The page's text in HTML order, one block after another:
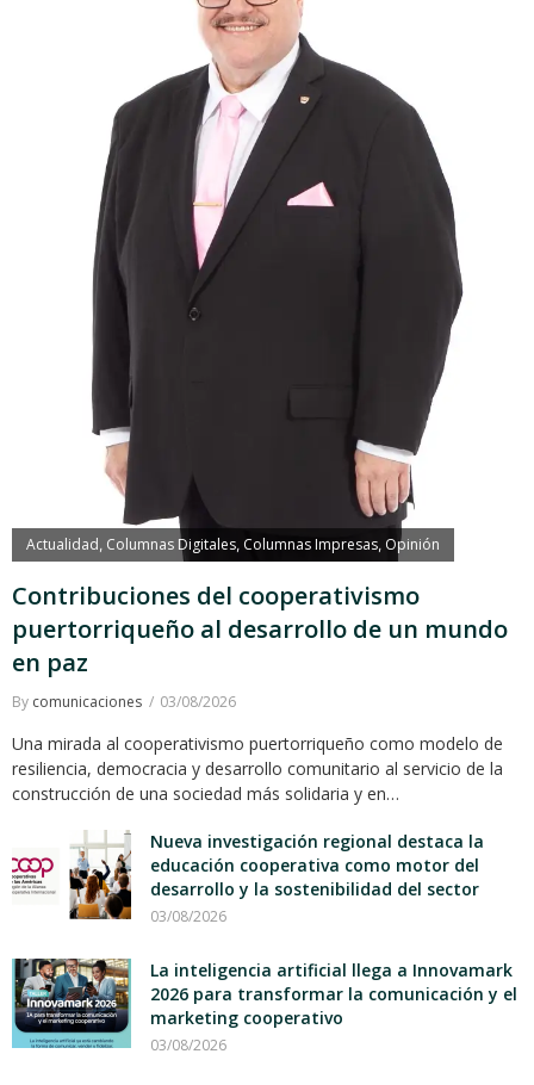
Actualidad Columnas Digitales, Columnas Impresas, Opinión
Contribuciones del cooperativismo
puertorriqueño al desarrollo de un mundo
en paz
By comunicaciones 03/08/2026
Una mirada al cooperativismo puertorriqueño como modelo de
resiliencia, democracia y desarrollo comunitario al servicio de la
construcción de una sociedad más solidaria y en…
Nueva investigación regional destaca la
educación cooperativa como motor del
desarrollo y la sostenibilidad del sector
03/08/2026
La inteligencia artificial llega a Innovamark
2026 para transformar la comunicación y el
marketing cooperativo
03/08/2026